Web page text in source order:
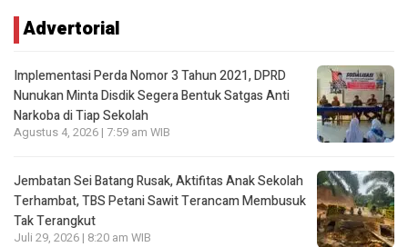
Advertorial
Implementasi Perda Nomor 3 Tahun 2021, DPRD
Nunukan Minta Disdik Segera Bentuk Satgas Anti
Narkoba di Tiap Sekolah
Agustus 4, 2026 | 7:59 am WIB
Jembatan Sei Batang Rusak, Aktifitas Anak Sekolah
Terhambat, TBS Petani Sawit Terancam Membusuk
Tak Terangkut
Juli 29, 2026 | 8:20 am WIB